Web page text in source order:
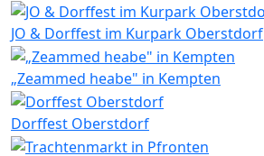
JO & Dorffest im Kurpark Oberstdorf
„Zeammed heabe" in Kempten
Dorffest Oberstdorf